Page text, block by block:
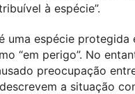
à espécie”.
uma espécie protegida
“em perigo”. No
preocupação
a situação